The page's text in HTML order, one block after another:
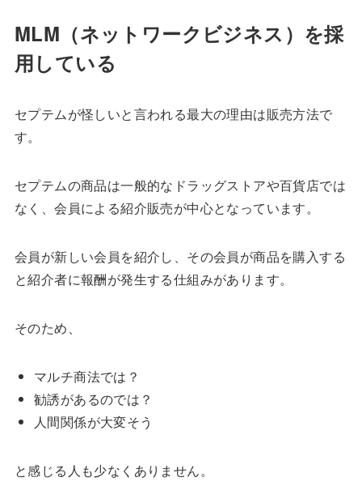
MLM（ネットワークビジネス）を採
用している
セプテムが怪しいと言われる最大の理由は販売方法で
す。
セプテムの商品は一般的なドラッグストアや百貨店では
なく、会員による紹介販売が中心となっています。
会員が新しい会員を紹介し、その会員が商品を購入する
と紹介者に報酬が発生する仕組みがあります。
そのため、
マルチ商法では？
勧誘があるのでは？
人間関係が大変そう
と感じる人も少なくありません。